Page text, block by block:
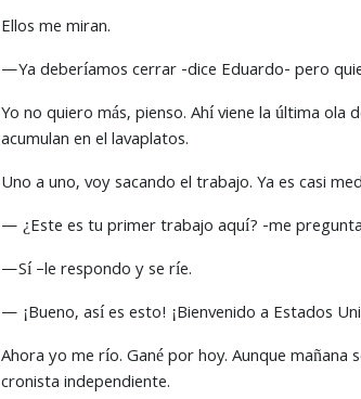
Ellos me miran.
—Ya deberíamos cerrar -dice Eduardo- pero
Yo no quiero más, pienso. Ahí viene la última
acumulan en el lavaplatos.
Uno a uno, voy sacando el trabajo. Ya es casi
— ¿Este es tu primer trabajo aquí? -me
—Sí –le respondo y se ríe.
— ¡Bueno, así es esto! ¡Bienvenido a Estados
Ahora yo me río. Gané por hoy. Aunque mañana
cronista independiente.